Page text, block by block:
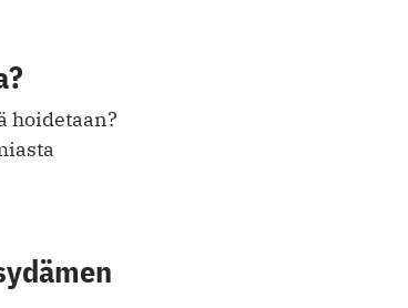
hoidetaan?